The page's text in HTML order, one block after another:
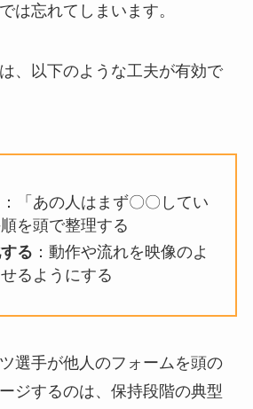
は忘れてしまいます。
、以下のような工夫が有効で
：「あの人はまず〇〇してい
を頭で整理する
る ：動作や流れを映像のよ
るようにする
選手が他人のフォームを頭の
ジするのは、保持段階の典型